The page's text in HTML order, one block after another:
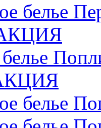
белье
белье